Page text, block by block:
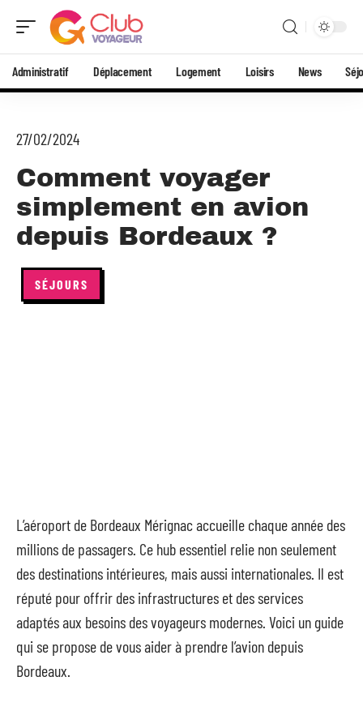
Administratif Déplacement Logement Loisirs News
27/02/2024
Comment voyager
simplement en avion
depuis Bordeaux ?
SÉJOURS
L’aéroport de Bordeaux Mérignac accueille chaque année des
millions de passagers. Ce hub essentiel relie non seulement
des destinations intérieures, mais aussi internationales. Il est
réputé pour offrir des infrastructures et des services
adaptés aux besoins des voyageurs modernes. Voici un guide
qui se propose de vous aider à prendre l’avion depuis
Bordeaux.